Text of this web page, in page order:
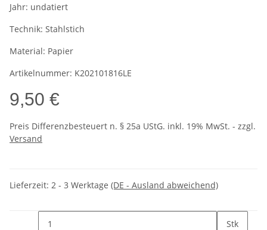
Jahr: undatiert
Technik: Stahlstich
Material: Papier
Artikelnummer: K202101816LE
9,50 €
Preis Differenzbesteuert n. § 25a UStG. inkl. 19% MwSt. - zzgl.
Versand
Lieferzeit: 2 - 3 Werktage (DE - Ausland abweichend)
Stk